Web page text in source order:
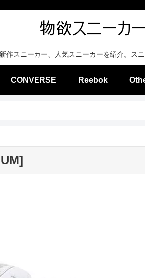
作スニーカー、人気スニーカーを紹介。ス
CONVERSE Reebok